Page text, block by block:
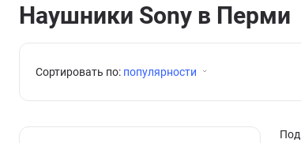
Наушники Sony в Перми
Сортировать по: популярности